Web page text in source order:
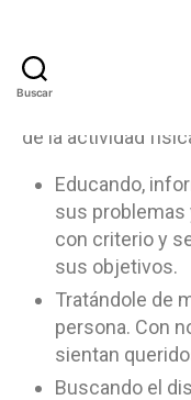
Buscar
de la actividad
Educando,
sus problemas
con criterio y
sus objetivos.
Tratándole de
persona. Con
sientan
Buscando el